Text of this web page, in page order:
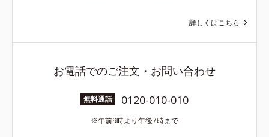
詳しくはこちら
お電話でのご注文・お問い合わせ
無料通話 0120-010-010
午前9時より午後7時まで